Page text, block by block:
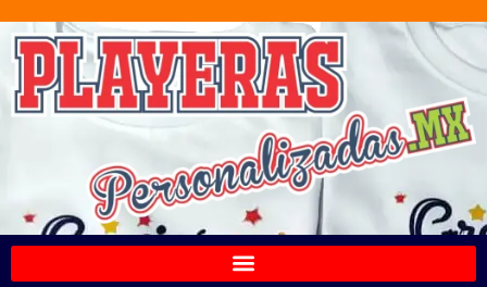
contenido